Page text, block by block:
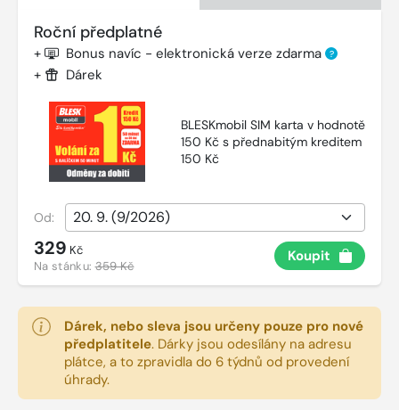
Roční předplatné
+ Bonus navíc - elektronická verze zdarma ?
+ Dárek
BLESKmobil SIM karta v hodnotě
150 Kč s přednabitým kreditem
150 Kč
Od:
329 Kč
Na stánku:359 Kč
Koupit
Dárek, nebo sleva jsou určeny pouze pro nové
předplatitele. Dárky jsou odesílány na adresu
plátce, a to zpravidla do 6 týdnů od provedení
úhrady.